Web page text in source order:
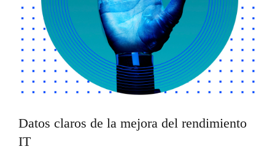
Datos claros de la mejora del rendimiento
IT